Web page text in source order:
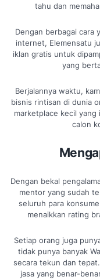
tahu dan
Dengan berbagai cara
internet, Elemensatu
iklan gratis untuk
yang
Berjalannya waktu,
bisnis rintisan di dunia
marketplace kecil
calon
Dengan bekal
mentor yang sudah
seluruh para
menaikkan rating
Setiap orang juga
tidak punya banyak
secara tekun dan
jasa yang benar-